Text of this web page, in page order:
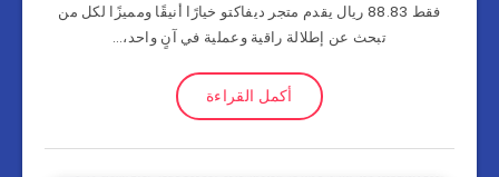
فقط 88.83 ريال يقدم متجر ديفاکتو خيارًا أنيقًا ومميزًا لكل من
تبحث عن إطلالة راقية وعملية في آنٍ واحد،…
أكمل القراءة